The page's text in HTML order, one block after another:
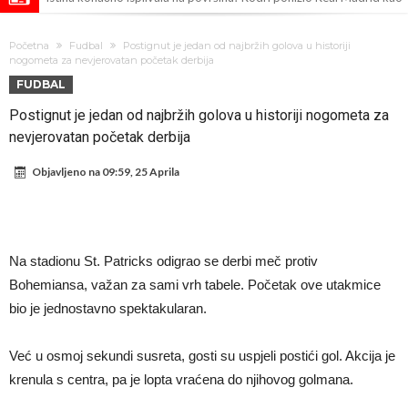
sramotan komentar na njegov račun
Direktor FIA o drami Formule 1: “Ne možemo da idemo toliko
daleko”
Koliko traži PSG i koji je Liverpulov “plafon” za Bredlija Barkolu?
Prva ponuda za Rafaela Leaa – odbijena!
tjera suze
Početna Fudbal
Postignut je jedan od najbržih golova u historiji
nogometa za nevjerovatan početak derbija
FUDBAL
Postignut je jedan od najbržih golova u historiji nogometa za
nevjerovatan početak derbija
Objavljeno na 09:59, 25 Aprila
Na stadionu St. Patricks odigrao se derbi meč protiv
Bohemiansa, važan za sami vrh tabele. Početak ove utakmice
bio je jednostavno spektakularan.
Već u osmoj sekundi susreta, gosti su uspjeli postići gol. Akcija je
krenula s centra, pa je lopta vraćena do njihovog golmana.